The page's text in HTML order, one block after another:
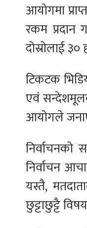
आयोगमा
रकम प्रदान
दोस्रोलाई
टिकटक
एवं
आयोगले
निर्वाचनको
निर्वाचन
यस्तै,
छुट्टाछुट्टै